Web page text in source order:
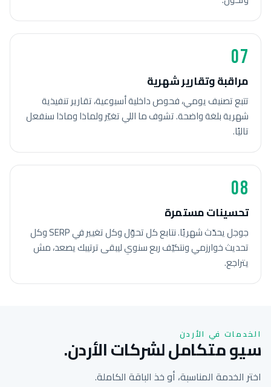
07
مراقبة وتقارير شهرية
تتبع تصنيف يومي، فحوص داخلية أسبوعية، تقارير تنفيذية
شهرية بلغة واضحة. تشوف ما اللي تغيّر ولماذا وماذا سنفعل
تاليًا.
08
تحسينات مستمرة
جوجل يحدّث شهريًا. نتابع كل تحوّل وكل تغيير في SERP وكل
تحديث خوارزمي ونتكيّف ربع سنوي ليبقى ترتيبك يصعد، مش
يتراجع.
الخدمات في الأردن
سيو متكامل لشركات الأردن.
اختر الخدمة المناسبة، أو خذ الباقة الكاملة.